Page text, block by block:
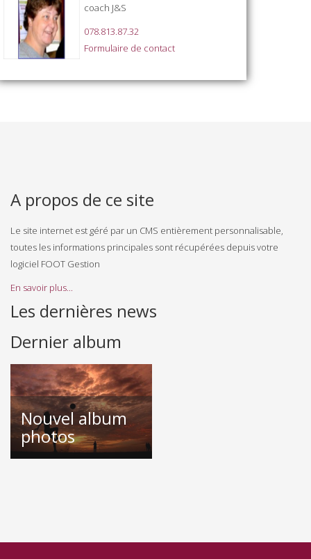
coach J&S
078.813.87.32
Formulaire de contact
A propos de ce site
Le site internet est géré par un CMS entièrement personnalisable,
toutes les informations principales sont récupérées depuis votre
logiciel FOOT Gestion
En savoir plus...
Les dernières news
Dernier album
Nouvel album
photos